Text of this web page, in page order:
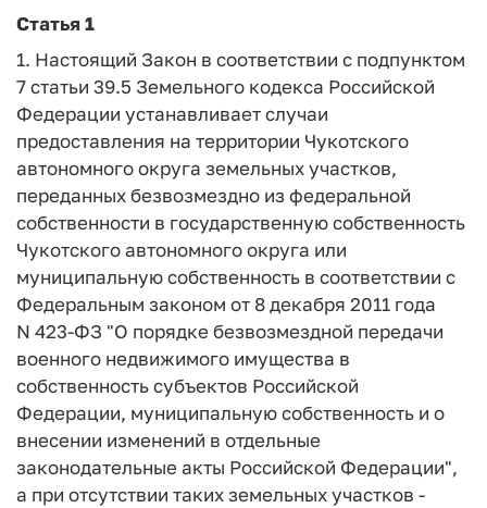
Статья 1
1. Настоящий Закон в соответствии с подпунктом
7 статьи 39.5 Земельного кодекса Российской
Федерации устанавливает случаи
предоставления на территории Чукотского
автономного округа земельных участков,
переданных безвозмездно из федеральной
собственности в государственную собственность
Чукотского автономного округа или
муниципальную собственность в соответствии с
Федеральным законом от 8 декабря 2011 года
N 423-ФЗ "О порядке безвозмездной передачи
военного недвижимого имущества в
собственность субъектов Российской
Федерации, муниципальную собственность и о
внесении изменений в отдельные
законодательные акты Российской Федерации",
а при отсутствии таких земельных участков -